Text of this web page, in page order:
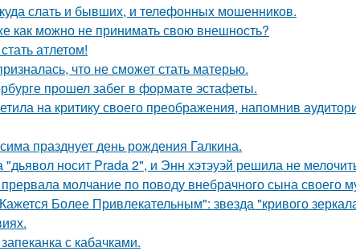
слать и бывших, и телeфонныx мошенников.
как можно не принимать свою внешность?
атлетом!
что не сможет стать матерью.
прошел забег в формате эстафеты.
на критику своего преображения, напомнив
празднует день рождения Галкина.
носит Prada 2", и Энн хэтэуэй решила не
молчание по поводу внебрачного сына своего
Более Привлекательным": звезда "кривого
с кабачками.